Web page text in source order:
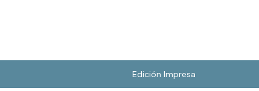
Edición Impresa